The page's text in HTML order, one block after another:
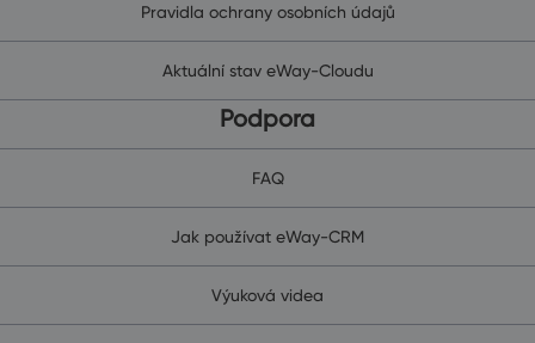
Pravidla ochrany osobních údajů
Aktuální stav eWay-Cloudu
Podpora
FAQ
Jak používat eWay-CRM
Výuková videa